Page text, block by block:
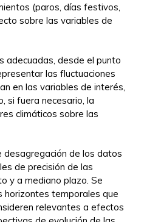
(paros, días festivos,
sobre las variables de
adecuadas, desde el punto
las fluctuaciones
en las variables de interés,
si fuera necesario, la
climáticos sobre las
desagregación de los datos
de precisión de las
y a mediano plazo. Se
horizontes temporales que
relevantes a efectos